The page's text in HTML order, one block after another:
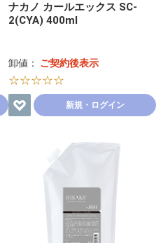
ナカノ カールエックス SC-
2(CYA) 400ml
卸値： ご契約後表示
☆☆☆☆☆
新規・ログイン